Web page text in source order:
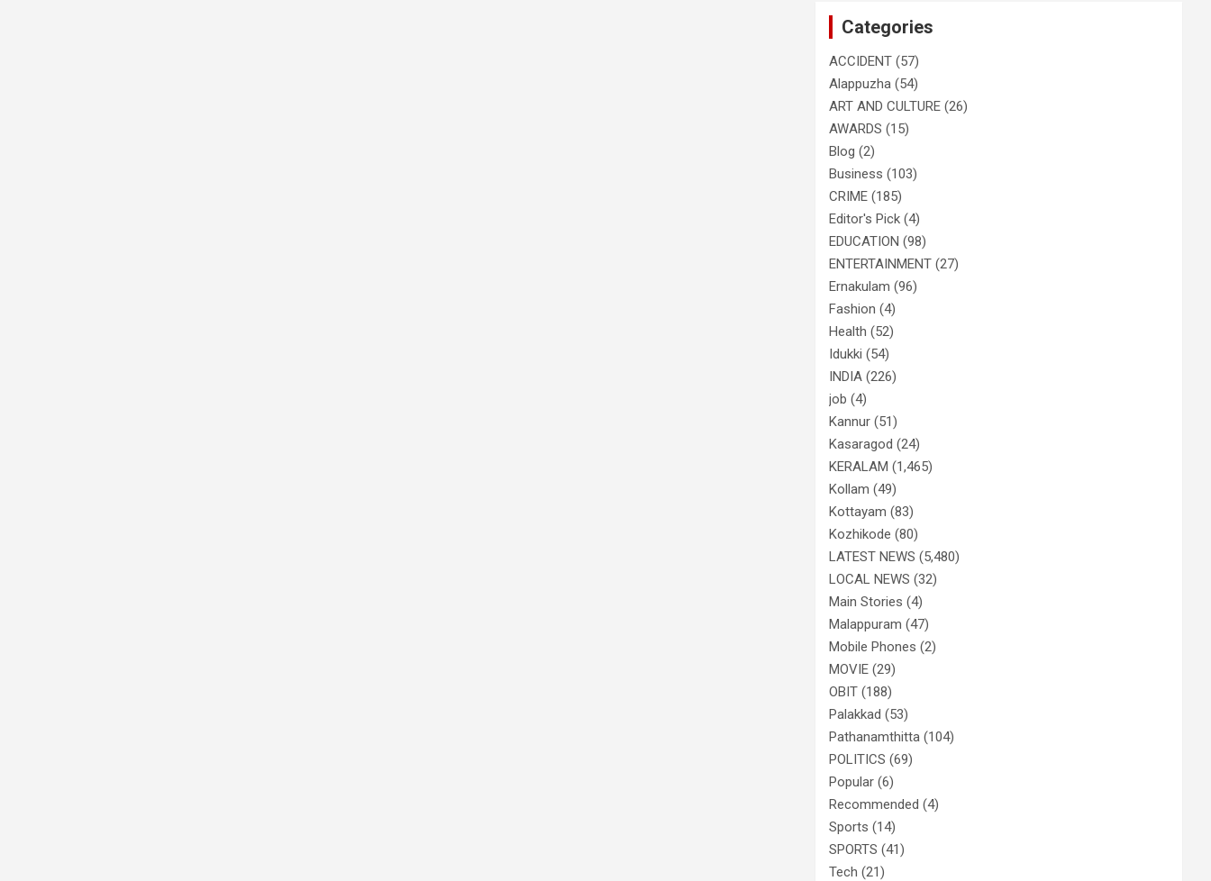
Categories
ACCIDENT (57)
Alappuzha (54)
ART AND CULTURE (26)
AWARDS (15)
Blog (2)
Business (103)
CRIME (185)
Editor's Pick (4)
EDUCATION (98)
ENTERTAINMENT (27)
Ernakulam (96)
Fashion (4)
Health (52)
Idukki (54)
INDIA (226)
job (4)
Kannur (51)
Kasaragod (24)
KERALAM (1,465)
Kollam (49)
Kottayam (83)
Kozhikode (80)
LATEST NEWS (5,480)
LOCAL NEWS (32)
Main Stories (4)
Malappuram (47)
Mobile Phones (2)
MOVIE (29)
OBIT (188)
Palakkad (53)
Pathanamthitta (104)
POLITICS (69)
Popular (6)
Recommended (4)
Sports (14)
SPORTS (41)
Tech (21)